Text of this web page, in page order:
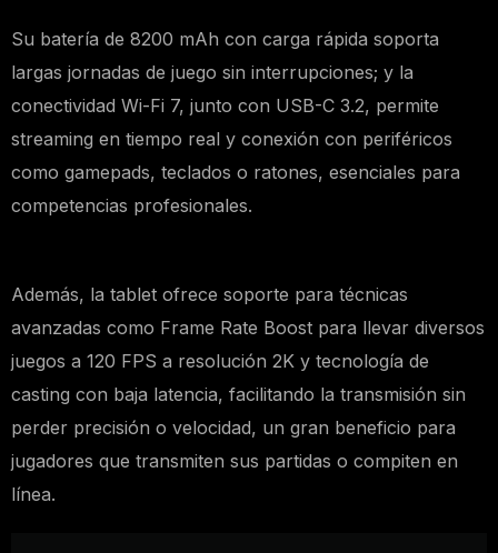
Su batería de 8200 mAh con carga rápida soporta
largas jornadas de juego sin interrupciones; y la
conectividad Wi-Fi 7, junto con USB-C 3.2, permite
streaming en tiempo real y conexión con periféricos
como gamepads, teclados o ratones, esenciales para
competencias profesionales.
Además, la tablet ofrece soporte para técnicas
avanzadas como Frame Rate Boost para llevar diversos
juegos a 120 FPS a resolución 2K y tecnología de
casting con baja latencia, facilitando la transmisión sin
perder precisión o velocidad, un gran beneficio para
jugadores que transmiten sus partidas o compiten en
línea.